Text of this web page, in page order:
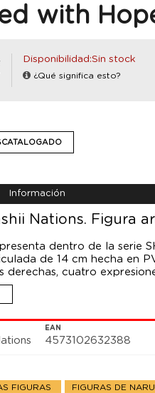
with
Disponibilidad:Sin stock
¿Qué significa esto?
Información
Nations. Figura
presenta dentro de la serie
de 14 cm hecha en
derechas, cuatro
EAN
4573102632388
FIGURAS FIGURAS DE